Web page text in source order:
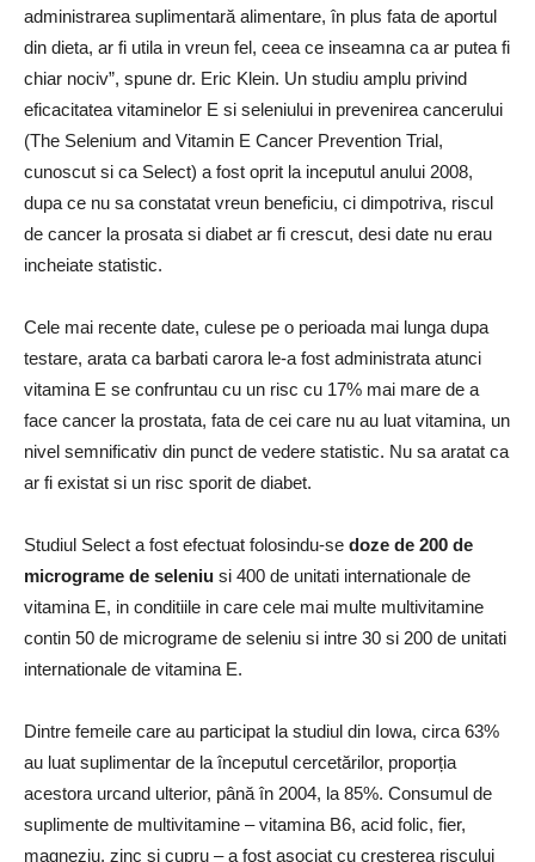
administrarea suplimentară alimentare, în plus fata de aportul
din dieta, ar fi utila in vreun fel, ceea ce inseamna ca ar putea fi
chiar nociv”, spune dr. Eric Klein. Un studiu amplu privind
eficacitatea vitaminelor E si seleniului in prevenirea cancerului
(The Selenium and Vitamin E Cancer Prevention Trial,
cunoscut si ca Select) a fost oprit la inceputul anului 2008,
dupa ce nu sa constatat vreun beneficiu, ci dimpotriva, riscul
de cancer la prosata si diabet ar fi crescut, desi date nu erau
incheiate statistic.
Cele mai recente date, culese pe o perioada mai lunga dupa
testare, arata ca barbati carora le-a fost administrata atunci
vitamina E se confruntau cu un risc cu 17% mai mare de a
face cancer la prostata, fata de cei care nu au luat vitamina, un
nivel semnificativ din punct de vedere statistic. Nu sa aratat ca
ar fi existat si un risc sporit de diabet.
Studiul Select a fost efectuat folosindu-se doze de 200 de
micrograme de seleniu si 400 de unitati internationale de
vitamina E, in conditiile in care cele mai multe multivitamine
contin 50 de micrograme de seleniu si intre 30 si 200 de unitati
internationale de vitamina E.
Dintre femeile care au participat la studiul din Iowa, circa 63%
au luat suplimentar de la începutul cercetărilor, proporția
acestora urcand ulterior, până în 2004, la 85%. Consumul de
suplimente de multivitamine – vitamina B6, acid folic, fier,
magneziu, zinc si cupru – a fost asociat cu cresterea riscului